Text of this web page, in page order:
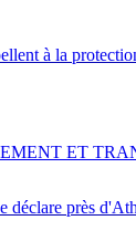
à la
déclare près
ET